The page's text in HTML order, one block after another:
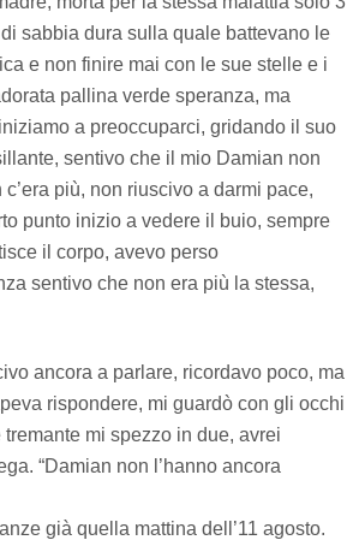
sabbia dura sulla quale battevano le
e non finire mai con le sue stelle e i
pallina verde speranza, ma
a preoccuparci, gridando il suo
sentivo che il mio Damian non
più, non riuscivo a darmi pace,
punto inizio a vedere il buio, sempre
il corpo, avevo perso
sentivo che non era più la stessa,
ancora a parlare, ricordavo poco, ma
rispondere, mi guardò con gli occhi
mi spezzo in due, avrei
“Damian non l’hanno ancora
già quella mattina dell’11 agosto.